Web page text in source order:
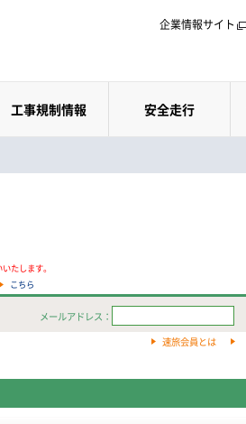
企業情報サイト
工事規制情報 安全走行
たします。
こちら
メールアドレス：
速旅会員とは